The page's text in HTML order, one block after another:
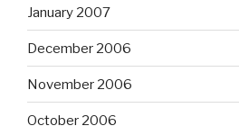
January 2007
December 2006
November 2006
October 2006